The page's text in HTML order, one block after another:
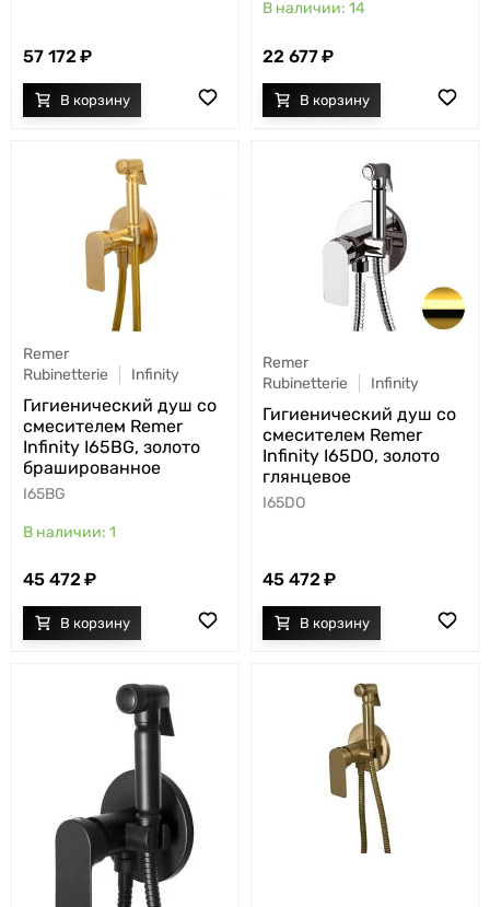
57 172
14
22 677
Remer
Rubinetterie
Infinity
Гигиенический душ со
смесителем Remer
Infinity I65BG, золото
брашированное
I65BG
1
45 472
Remer
Rubinetterie
Infinity
Гигиенический душ со
смесителем Remer
Infinity I65DO, золото
глянцевое
I65DO
45 472